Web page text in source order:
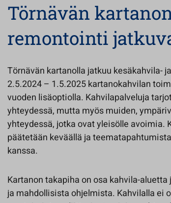
Törnävän
remontointi
Törnävän kartanolla jatkuu kesäkahvila-
2.5.2024 – 1.5.2025 kartanokahvilan
vuoden lisäoptiolla. Kahvilapalveluja
yhteydessä, mutta myös muiden,
yhteydessä, jotka ovat yleisölle avoimia.
päätetään keväällä ja
kanssa.
Kartanon takapiha on osa kahvila-
ja mahdollisista ohjelmista. Kahvilalla ei